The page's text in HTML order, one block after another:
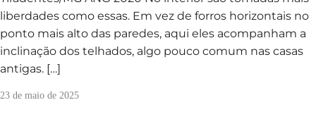
liberdades como essas. Em vez de forros horizontais no
ponto mais alto das paredes, aqui eles acompanham a
inclinação dos telhados, algo pouco comum nas casas
antigas. […]
23 de maio de 2025